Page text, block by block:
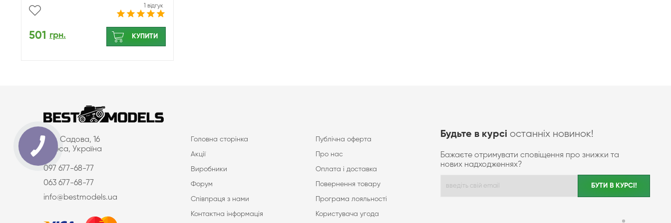
1 відгук
501 грн. КУПИТИ
вул. Садова, 16
Одеса, Україна
097 677-68-77
063 677-68-77
info@bestmodels.ua
Головна сторінка Публічна оферта
Акції Про нас
Виробники Оплата і доставка
Форум Повернення товару
Співпраця з нами Програма лояльності
Контактна інформація Користувача угода
Будьте в курсі останніх новинок!
Бажаєте отримувати сповіщення про знижки та
нових надходженнях?